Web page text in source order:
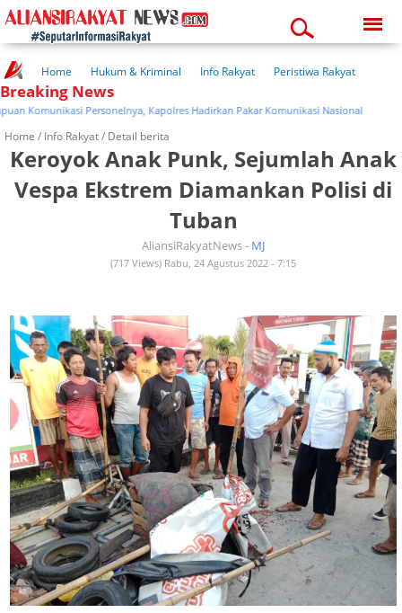
07:13:05 am
Home Hukum & Kriminal Info Rakyat
Peristiwa Rakyat
Kuliner Rakyat
Wisata Rakyat
Pendidikan
Kesehatan
Breaking News
Komunikasi Personelnya, Kapolres Hadirkan Pakar Komunikasi Nasional
Home / Info Rakyat/ Detail berita
Keroyok Anak Punk, Sejumlah Anak
Vespa Ekstrem Diamankan Polisi di
Tuban
AliansiRakyatNews - MJ
(717 Views) Rabu, 24 Agustus 2022 - 7:15